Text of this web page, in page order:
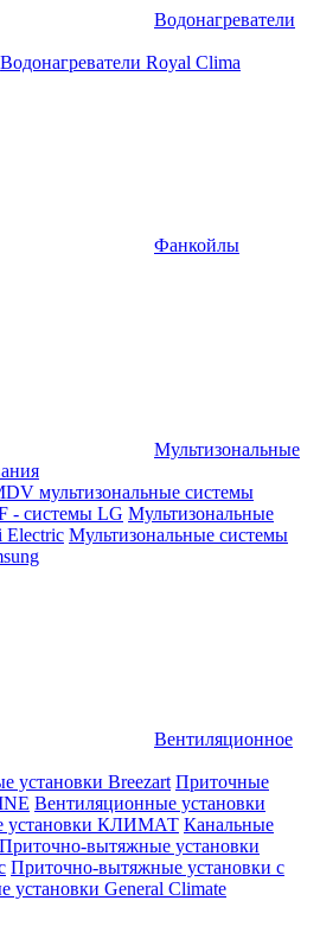
Водонагреватели
Водонагреватели Royal Clima
Фанкойлы
Мультизональные
мультизональные системы
- системы LG Мультизональные
Electric Мультизональные системы
Вентиляционное
установки Breezart Приточные
Вентиляционные установки
установки КЛИМАТ Канальные
Приточно-вытяжные установки
Приточно-вытяжные установки с
установки General Climate